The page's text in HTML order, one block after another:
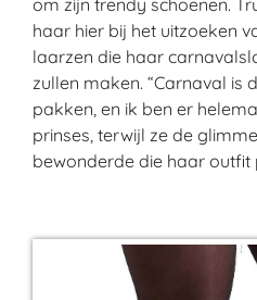
om zijn trendy schoenen.
haar hier bij het uitzoeken
laarzen die haar
zullen maken. “Carnaval is
pakken, en ik ben er
prinses, terwijl ze de
bewonderde die haar outfit